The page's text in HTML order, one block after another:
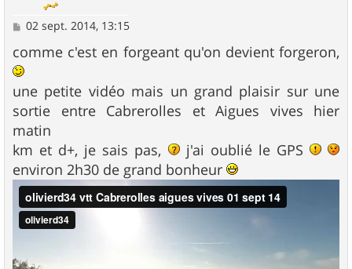
M
s
s
a
g
e
02 sept. 2014, 13:15
comme c'est en forgeant qu'on devient forgeron,
une petite vidéo mais un grand plaisir sur une
sortie entre Cabrerolles et Aigues vives hier
matin
km et d+, je sais pas,
j'ai oublié le GPS
environ 2h30 de grand bonheur